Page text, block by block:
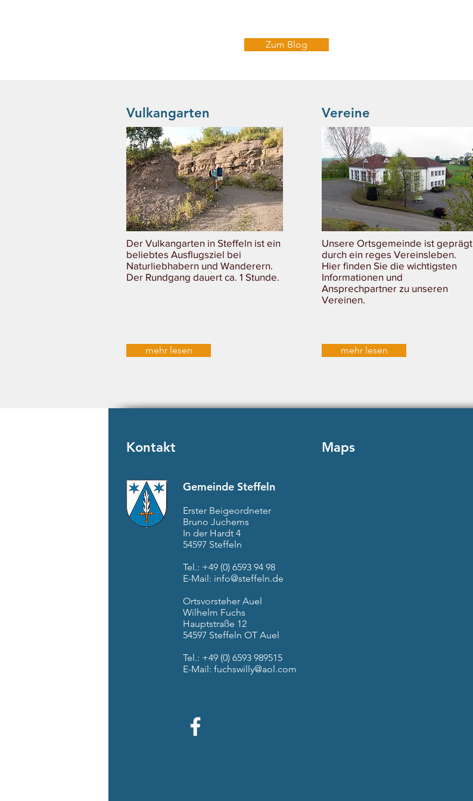
Zum Blog
Vulkangarten
Der Vulkangarten in Steffeln ist ein
beliebtes Ausflugsziel bei
Naturliebhabern und Wanderern.
Der Rundgang dauert ca. 1 Stunde.
mehr lesen
Vereine
Unsere Ortsgemeinde ist geprägt
durch ein reges Vereinsleben.
Hier finden Sie die wichtigsten
Informationen und
Ansprechpartner zu unseren
Vereinen.
mehr lesen
Kontakt
Gemeinde Steffeln
Erster Beigeordneter
Bruno Juchems
In der Hardt 4
54597 Steffeln
Tel.: +49 (0) 6593 94 98
E-Mail: info@steffeln.de
Ortsvorsteher Auel
Wilhelm Fuchs
Hauptstraße 12
54597 Steffeln OT Auel
Tel.: +49 (0) 6593 989515
E-Mail: fuchswilly@aol.com
Maps